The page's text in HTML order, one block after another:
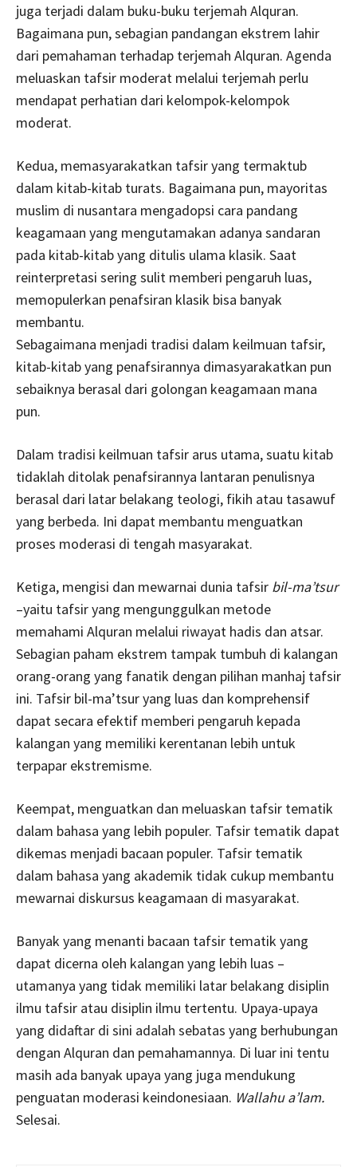
juga terjadi dalam buku-buku terjemah Alquran.
Bagaimana pun, sebagian pandangan ekstrem lahir
dari pemahaman terhadap terjemah Alquran. Agenda
meluaskan tafsir moderat melalui terjemah perlu
mendapat perhatian dari kelompok-kelompok
moderat.
Kedua, memasyarakatkan tafsir yang termaktub
dalam kitab-kitab turats. Bagaimana pun, mayoritas
muslim di nusantara mengadopsi cara pandang
keagamaan yang mengutamakan adanya sandaran
pada kitab-kitab yang ditulis ulama klasik. Saat
reinterpretasi sering sulit memberi pengaruh luas,
memopulerkan penafsiran klasik bisa banyak
membantu.
Sebagaimana menjadi tradisi dalam keilmuan tafsir,
kitab-kitab yang penafsirannya dimasyarakatkan pun
sebaiknya berasal dari golongan keagamaan mana
pun.
Dalam tradisi keilmuan tafsir arus utama, suatu kitab
tidaklah ditolak penafsirannya lantaran penulisnya
berasal dari latar belakang teologi, fikih atau tasawuf
yang berbeda. Ini dapat membantu menguatkan
proses moderasi di tengah masyarakat.
Ketiga, mengisi dan mewarnai dunia tafsir bil-ma’tsur
–yaitu tafsir yang mengunggulkan metode
memahami Alquran melalui riwayat hadis dan atsar.
Sebagian paham ekstrem tampak tumbuh di kalangan
orang-orang yang fanatik dengan pilihan manhaj tafsir
ini. Tafsir bil-ma’tsur yang luas dan komprehensif
dapat secara efektif memberi pengaruh kepada
kalangan yang memiliki kerentanan lebih untuk
terpapar ekstremisme.
Keempat, menguatkan dan meluaskan tafsir tematik
dalam bahasa yang lebih populer. Tafsir tematik dapat
dikemas menjadi bacaan populer. Tafsir tematik
dalam bahasa yang akademik tidak cukup membantu
mewarnai diskursus keagamaan di masyarakat.
Banyak yang menanti bacaan tafsir tematik yang
dapat dicerna oleh kalangan yang lebih luas –
utamanya yang tidak memiliki latar belakang disiplin
ilmu tafsir atau disiplin ilmu tertentu. Upaya-upaya
yang didaftar di sini adalah sebatas yang berhubungan
dengan Alquran dan pemahamannya. Di luar ini tentu
masih ada banyak upaya yang juga mendukung
penguatan moderasi keindonesiaan. Wallahu a’lam.
Selesai.